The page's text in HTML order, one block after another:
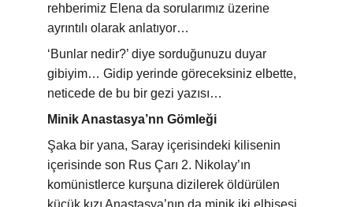
rehberimiz Elena da sorularımız üzerine
ayrıntılı olarak anlatıyor…
‘Bunlar nedir?’ diye sorduğunuzu duyar
gibiyim… Gidip yerinde göreceksiniz elbette,
neticede de bu bir gezi yazısı…
Minik Anastasya’nn Gömleği
Şaka bir yana, Saray içerisindeki kilisenin
içerisinde son Rus Çarı 2. Nikolay’ın
komünistlerce kurşuna dizilerek öldürülen
küçük kızı Anastasya’nın da minik iki elbisesi